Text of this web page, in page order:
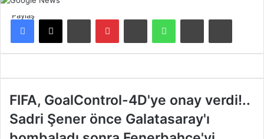
Paylaş
F
F
A
FIFA, GoalControl-4D'ye onay verdi!..
S
Sadri Şener önce Galatasaray'ı